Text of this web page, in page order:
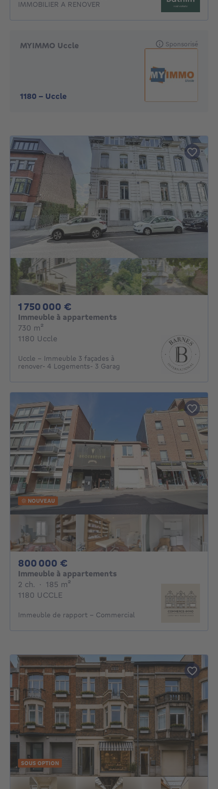
IMMOBILIER A RENOVER
MYIMMO Uccle
1180 - Uccle
Sponsorisé
1 750 000 €
Immeuble à appartements
730 m²
1180 Uccle
Uccle - Immeuble 3 façades à
renover- 4 Logements- 3 Garag
NOUVEAU
800 000 €
Immeuble à appartements
2 ch. 2 chambres
· 185 m²
1180 UCCLE
Immeuble de rapport - Commercial
SOUS OPTION